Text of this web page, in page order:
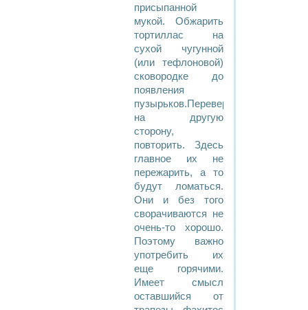
присыпанной
мукой. Обжарить
тортиллас на
сухой чугунной
(или тефлоновой)
сковородке до
появления
пузырьков.Перевернуть
на другую
сторону,
повторить. Здесь
главное их не
пережарить, а то
будут ломаться.
Они и без того
сворачиваются не
очень-то хорошо.
Поэтому важно
употребить их
еще горячими.
Имеет смысл
оставшийся от